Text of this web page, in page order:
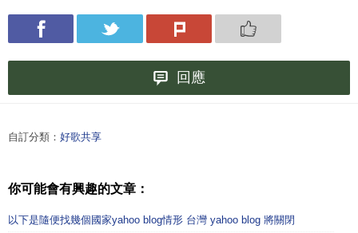
回應
自訂分類： 好歌共享
你可能會有興趣的文章：
以下是隨便找幾個國家yahoo blog情形 台灣 yahoo blog 將關閉